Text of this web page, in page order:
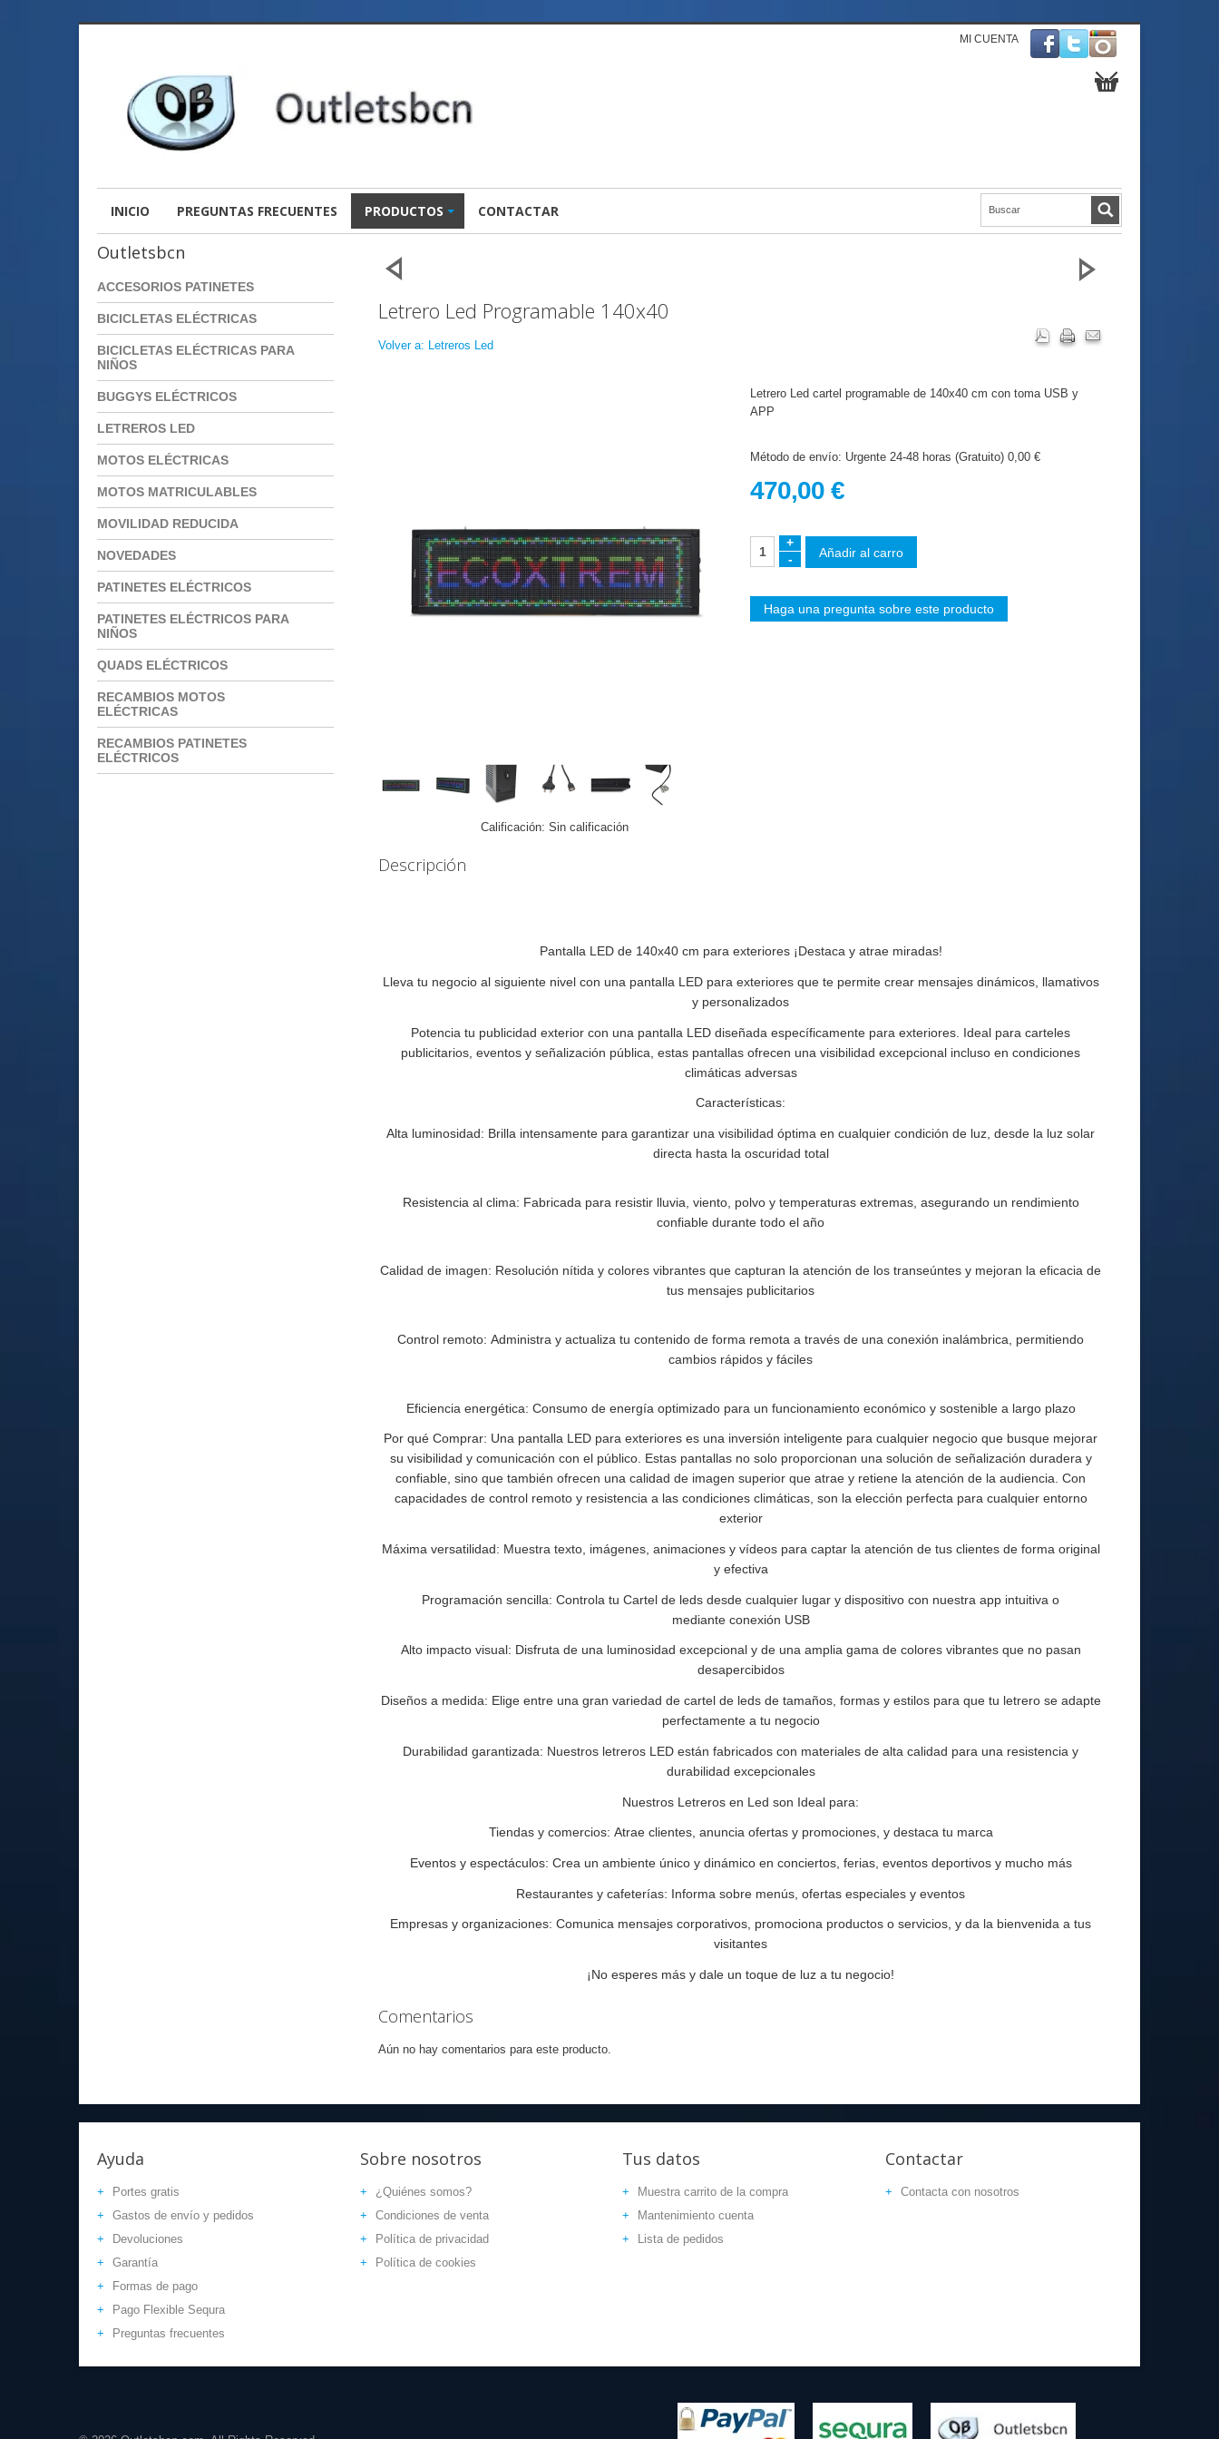
MI CUENTA
INICIO PREGUNTAS FRECUENTES PRODUCTOS CONTACTAR
Outletsbcn
ACCESORIOS PATINETES
BICICLETAS ELÉCTRICAS
BICICLETAS ELÉCTRICAS PARA
NIÑOS
BUGGYS ELÉCTRICOS
LETREROS LED
MOTOS ELÉCTRICAS
MOTOS MATRICULABLES
MOVILIDAD REDUCIDA
NOVEDADES
PATINETES ELÉCTRICOS
PATINETES ELÉCTRICOS PARA
NIÑOS
QUADS ELÉCTRICOS
RECAMBIOS MOTOS
ELÉCTRICAS
RECAMBIOS PATINETES
ELÉCTRICOS
Letrero Led Programable 140x40
Volver a: Letreros Led
Calificación: Sin calificación
Letrero Led cartel programable de 140x40 cm con toma USB y
APP
Método de envío: Urgente 24-48 horas (Gratuito) 0,00 €
470,00 €
Haga una pregunta sobre este producto
Descripción
Pantalla LED de 140x40 cm para exteriores ¡Destaca y atrae miradas!
Lleva tu negocio al siguiente nivel con una pantalla LED para exteriores que te permite crear mensajes dinámicos, llamativos
y personalizados
Potencia tu publicidad exterior con una pantalla LED diseñada específicamente para exteriores. Ideal para carteles
publicitarios, eventos y señalización pública, estas pantallas ofrecen una visibilidad excepcional incluso en condiciones
climáticas adversas
Características:
Alta luminosidad: Brilla intensamente para garantizar una visibilidad óptima en cualquier condición de luz, desde la luz solar
directa hasta la oscuridad total
Resistencia al clima: Fabricada para resistir lluvia, viento, polvo y temperaturas extremas, asegurando un rendimiento
confiable durante todo el año
Calidad de imagen: Resolución nítida y colores vibrantes que capturan la atención de los transeúntes y mejoran la eficacia de
tus mensajes publicitarios
Control remoto: Administra y actualiza tu contenido de forma remota a través de una conexión inalámbrica, permitiendo
cambios rápidos y fáciles
Eficiencia energética: Consumo de energía optimizado para un funcionamiento económico y sostenible a largo plazo
Por qué Comprar: Una pantalla LED para exteriores es una inversión inteligente para cualquier negocio que busque mejorar
su visibilidad y comunicación con el público. Estas pantallas no solo proporcionan una solución de señalización duradera y
confiable, sino que también ofrecen una calidad de imagen superior que atrae y retiene la atención de la audiencia. Con
capacidades de control remoto y resistencia a las condiciones climáticas, son la elección perfecta para cualquier entorno
exterior
Máxima versatilidad: Muestra texto, imágenes, animaciones y vídeos para captar la atención de tus clientes de forma original
y efectiva
Programación sencilla: Controla tu Cartel de leds desde cualquier lugar y dispositivo con nuestra app intuitiva o
mediante conexión USB
Alto impacto visual: Disfruta de una luminosidad excepcional y de una amplia gama de colores vibrantes que no pasan
desapercibidos
Diseños a medida: Elige entre una gran variedad de cartel de leds de tamaños, formas y estilos para que tu letrero se adapte
perfectamente a tu negocio
Durabilidad garantizada: Nuestros letreros LED están fabricados con materiales de alta calidad para una resistencia y
durabilidad excepcionales
Nuestros Letreros en Led son Ideal para:
Tiendas y comercios: Atrae clientes, anuncia ofertas y promociones, y destaca tu marca
Eventos y espectáculos: Crea un ambiente único y dinámico en conciertos, ferias, eventos deportivos y mucho más
Restaurantes y cafeterías: Informa sobre menús, ofertas especiales y eventos
Empresas y organizaciones: Comunica mensajes corporativos, promociona productos o servicios, y da la bienvenida a tus
visitantes
¡No esperes más y dale un toque de luz a tu negocio!
Comentarios
Aún no hay comentarios para este producto.
Ayuda
Portes gratis
Gastos de envío y pedidos
Devoluciones
Garantía
Formas de pago
Pago Flexible Sequra
Preguntas frecuentes
Sobre nosotros
¿Quiénes somos?
Condiciones de venta
Política de privacidad
Política de cookies
Tus datos
Muestra carrito de la compra
Mantenimiento cuenta
Lista de pedidos
Contactar
Contacta con nosotros